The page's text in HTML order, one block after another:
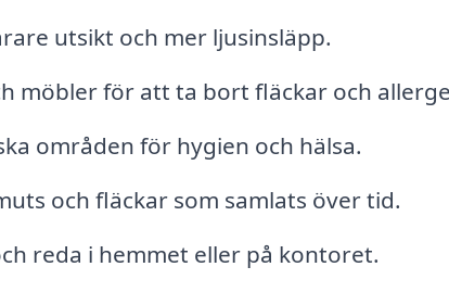
utsikt och mer ljusinsläpp.
möbler för att ta bort fläckar och
områden för hygien och hälsa.
och fläckar som samlats över tid.
reda i hemmet eller på kontoret.